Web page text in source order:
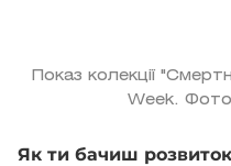
Показ колекції
Week.
Як ти бачиш